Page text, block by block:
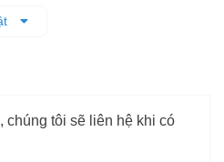
máy Bosch Professional 12V
chúng tôi sẽ liên hệ khi có